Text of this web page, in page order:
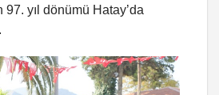
97. yıl dönümü Hatay’da